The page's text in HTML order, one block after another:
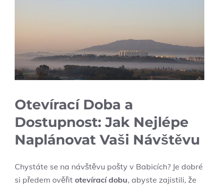
Otevírací Doba a
Dostupnost: Jak Nejlépe
Naplánovat Vaši Návštěvu
Chystáte se na návštěvu pošty v Babicích? Je dobré
si předem ověřit otevírací dobu, abyste zajistili, že